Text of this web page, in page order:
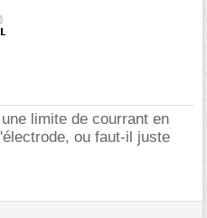
limite de courrant en
ou faut-il juste